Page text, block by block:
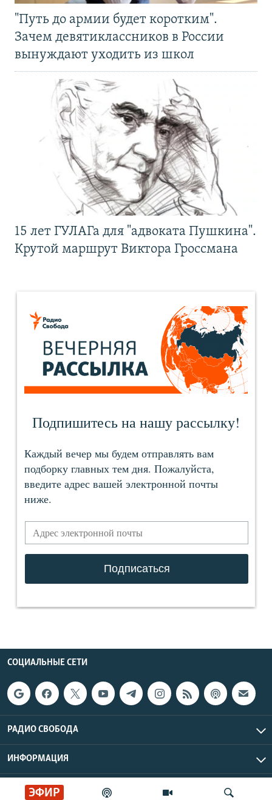
ЭФИР
"Путь до армии будет коротким".
Зачем девятиклассников в России
вынуждают уходить из школ
15 лет ГУЛАГа для "адвоката Пушкина".
Крутой маршрут Виктора Гроссмана
СОЦИАЛЬНЫЕ СЕТИ
РАДИО СВОБОДА
ИНФОРМАЦИЯ
Радио Свобода © 2026 RFE/RL, Inc. | Все права защищены.